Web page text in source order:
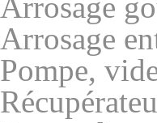
Arrosage
Pompe,